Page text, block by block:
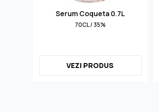
Serum Coqueta 0.7L
70CL / 35%
VEZI PRODUS